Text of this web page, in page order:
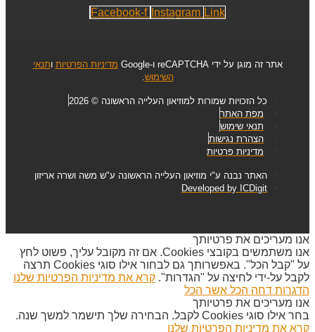
Facebook-f Instagram Link
אתר זה מוגן על ידי reCAPTCHA ו-Google מדיניות הפרטיות ותנאי
השימוש
כל הזכויות שמורות למוזיאון העלייה הראשונה © 2026
מפת האתר
תנאי שימוש
הצהרת נגישות
מדיניות פרטיות
האתר נבנה ע"י מוזיאון העלייה הראשונה ע"ש משה ושרה אריזון
Developed by ICDigit
אנו מעריכים את פרטיותך
אנו משתמשים בקובצי Cookies. אם זה מקובל עליך, פשוט לחץ
על "קבל הכל". באפשרותך גם לבחור אילו סוגי Cookies תרצה
לקבל על-ידי לחיצה על "הגדרות". קרא את מדיניות הפרטיות שלנו
הדגרות דחה הכל אשר הכל
אנו מעריכים את פרטיותך
בחר אילו סוגי Cookies לקבל. הבחירה שלך תישמר למשך שנה.
קרא את מדיניות הפרטיות שלנו